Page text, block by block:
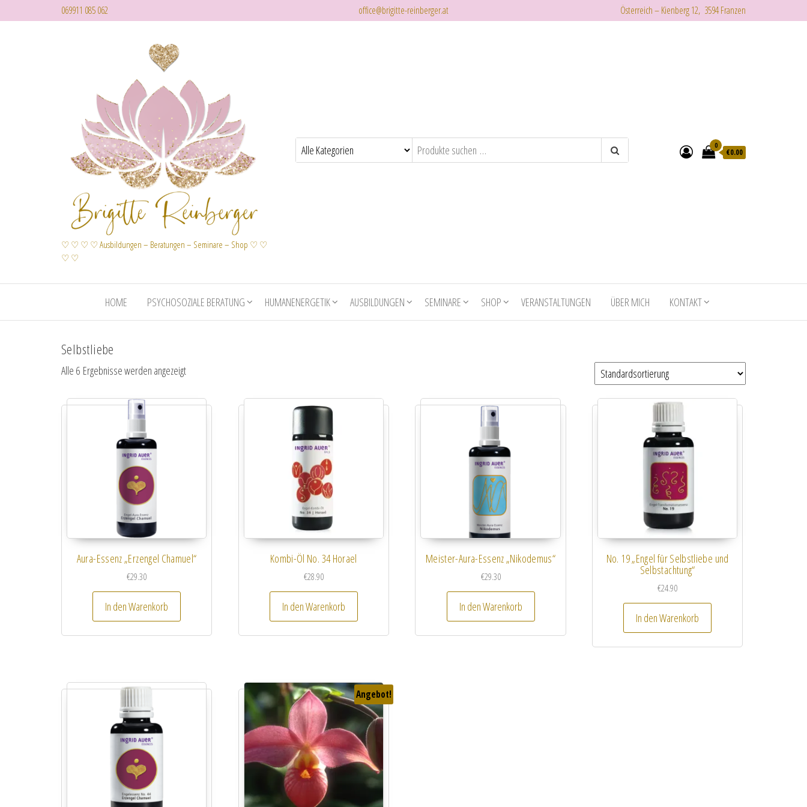
069911 085 062 office@brigitte-reinberger.at Österreich – Kienberg 12, 3594 Franzen
♡ ♡ ♡ ♡ Ausbildungen – Beratungen – Seminare – Shop ♡ ♡
♡ ♡
0
€0.00
HOME PSYCHOSOZIALE BERATUNG HUMANENERGETIK AUSBILDUNGEN SEMINARE SHOP VERANSTALTUNGEN ÜBER MICH KONTAKT
Selbstliebe
Alle 6 Ergebnisse werden angezeigt
Aura-Essenz „Erzengel Chamuel“
€29.30
In den Warenkorb
Kombi-Öl No. 34 Horael
€28.90
In den Warenkorb
Meister-Aura-Essenz „Nikodemus“
€29.30
In den Warenkorb
No. 19 „Engel für Selbstliebe und
Selbstachtung“
€24.90
In den Warenkorb
Angebot!